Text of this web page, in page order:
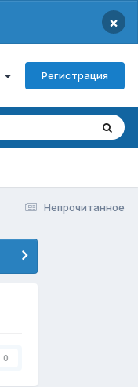
×
Регистрация
Непрочитанное
0